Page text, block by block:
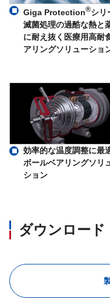
Giga Protection®シリ
滅菌処理の過酷な熱と
に耐え抜く医療用高耐
アリングソリューショ
効率的な温度調整に最
ボールベアリングソリ
ション
ダウンロード